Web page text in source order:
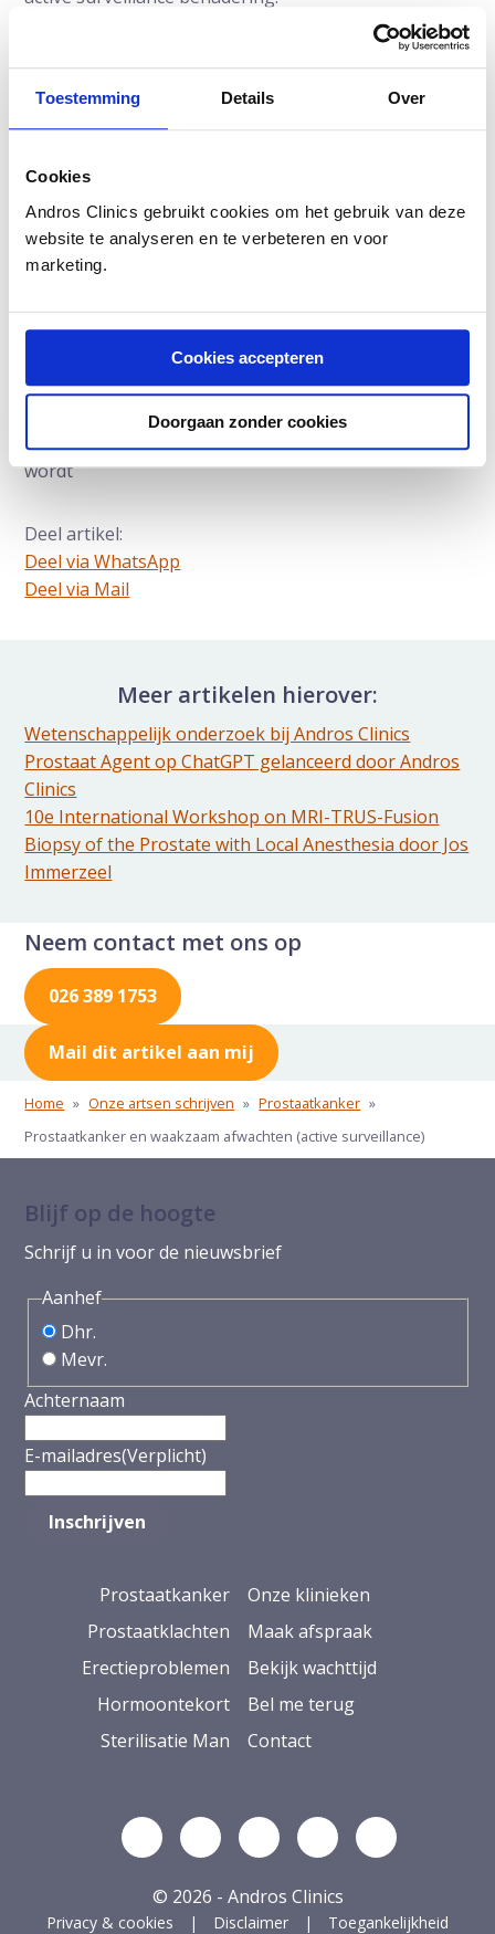
Toestemming Details Over
Cookies
Andros Clinics gebruikt cookies om het gebruik van deze
website te analyseren en te verbeteren en voor
marketing.
Cookies accepteren
Doorgaan zonder cookies
Auteur:Prof.dr. Frans Debruyneis uroloog en
oprichter van Andros. Eerder werd urologie van
Radboudumc onder zijn leiding wereldwijd
gerenommeerd.
Dit is een ouder artikel dat niet meer geüpdatet
wordt
Deel artikel:
Deel via WhatsApp
Deel dit via Whatsapp
Deel via Mail
Meer artikelen hierover:
Wetenschappelijk onderzoek bij Andros Clinics
Prostaat Agent op ChatGPT gelanceerd door Andros
Clinics
10e International Workshop on MRI-TRUS-Fusion
Biopsy of the Prostate with Local Anesthesia door Jos
Immerzeel
Neem contact met ons op
026 389 1753
Mail dit artikel aan mij
Home » Onze artsen schrijven » Prostaatkanker »
Prostaatkanker en waakzaam afwachten (active surveillance)
Blijf op de hoogte
Schrijf u in voor de nieuwsbrief
Aanhef
Dhr.
Mevr.
Achternaam
E-mailadres(Verplicht)
Prostaatkanker
Prostaatklachten
Erectieproblemen
Hormoontekort
Sterilisatie Man
Onze klinieken
Maak afspraak
Bekijk wachttijd
Bel me terug
Contact
Volg ons op Linkedin
Volg ons op YouTube
Volg ons op Facebook
Volg ons op
Volg ons
© 2026 - Andros Clinics
Privacy & cookies Disclaimer Toegankelijkheid